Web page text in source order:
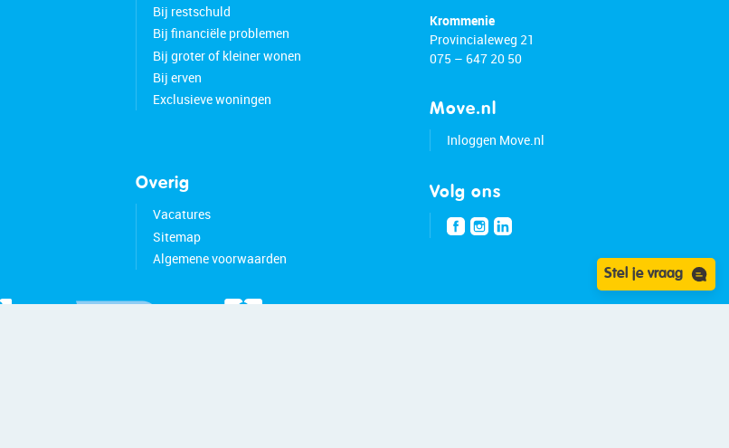
Bij restschuld
Bij financiële problemen
Bij groter of kleiner wonen
Bij erven
Exclusieve woningen
Overig
Vacatures
Sitemap
Algemene voorwaarden
Krommenie
Provincialeweg 21
075 – 647 20 50
Move.nl
Inloggen Move.nl
Volg ons
Stel je vraag